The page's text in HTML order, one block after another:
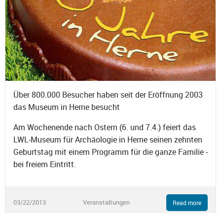
Über 800.000 Besucher haben seit der Eröffnung 2003
das Museum in Herne besucht
Am Wochenende nach Ostern (6. und 7.4.) feiert das
LWL-Museum für Archäologie in Herne seinen zehnten
Geburtstag mit einem Programm für die ganze Familie -
bei freiem Eintritt.
03/22/2013 Veranstaltungen Read more